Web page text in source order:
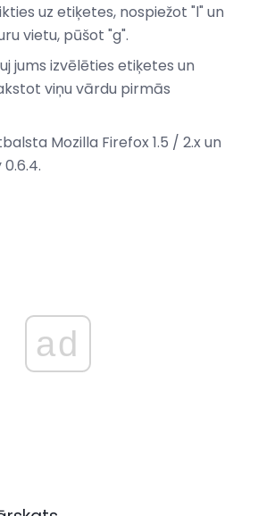
uz etiķetes, nospiežot "l" un
vietu, pūšot "g".
jums izvēlēties etiķetes un
viņu vārdu pirmās
Mozilla Firefox 1.5 / 2.x un
ad